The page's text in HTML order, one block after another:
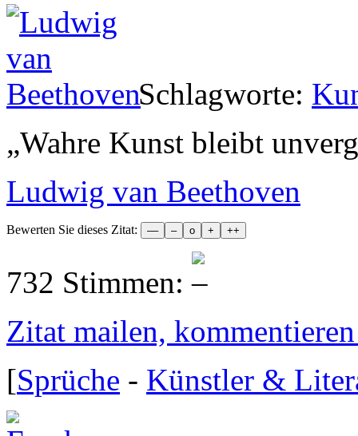
Schlagworte:
„Wahre Kunst bleibt
Ludwig van Beethoven
Bewerten Sie dieses Zitat:
732 Stimmen:
Zitat mailen,
[Sprüche - Künstler &